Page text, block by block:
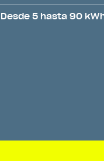
Desde 5 hasta 90